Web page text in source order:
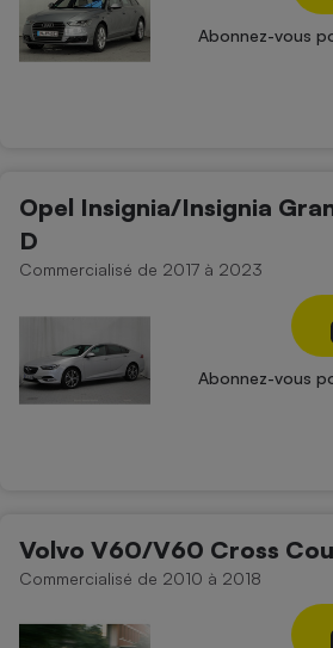
Abonnez-vous
Opel Insignia/Insignia
D
Commercialisé de 2017 à 2023
Abonnez-vous
Volvo V60/V60 Cross
Commercialisé de 2010 à 2018